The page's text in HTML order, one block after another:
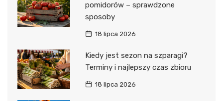
pomidorów – sprawdzone
sposoby
18 lipca 2026
Kiedy jest sezon na szparagi?
Terminy i najlepszy czas zbioru
18 lipca 2026